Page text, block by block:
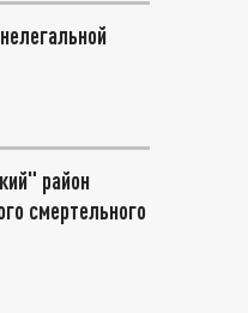
район
смертельного